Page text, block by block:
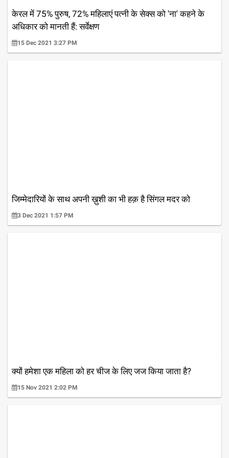
केरल में 75% पुरुष, 72% महिलाएं पत्नी के सेक्स को 'ना' कहने के
अधिकार को मानती हैं: सर्वेक्षण
15 Dec 2021 3:27 PM
जिम्मेदारियों के साथ अपनी ख़ुशी का भी हक़ है सिंगल मदर को
3 Dec 2021 1:57 PM
क्यों हमेशा एक महिला को हर चीज के लिए जज किया जाता है?
15 Nov 2021 2:02 PM